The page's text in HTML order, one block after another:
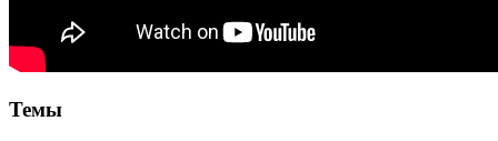
Темы